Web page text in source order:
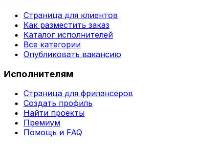
Страница для клиентов
Как разместить заказ
Каталог исполнителей
Все категории
Опубликовать вакансию
Исполнителям
Страница для фрилансеров
Создать профиль
Найти проекты
Премиум
Помощь и FAQ